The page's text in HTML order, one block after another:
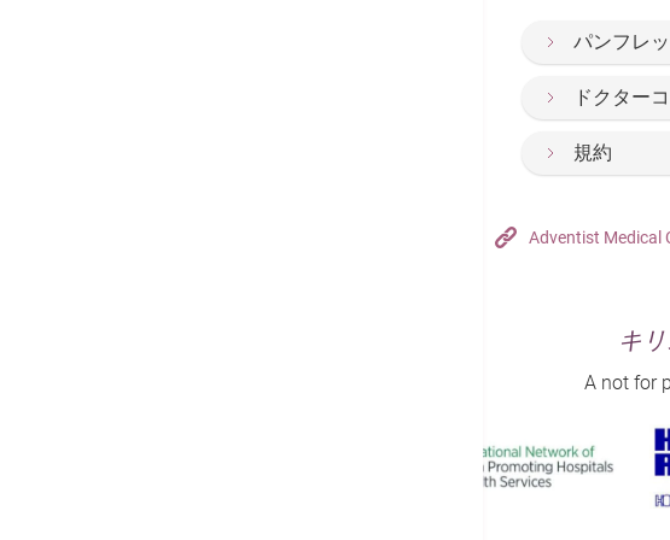
パンフレッ
ドクター
規約
Adventist Medical
キ
A not for